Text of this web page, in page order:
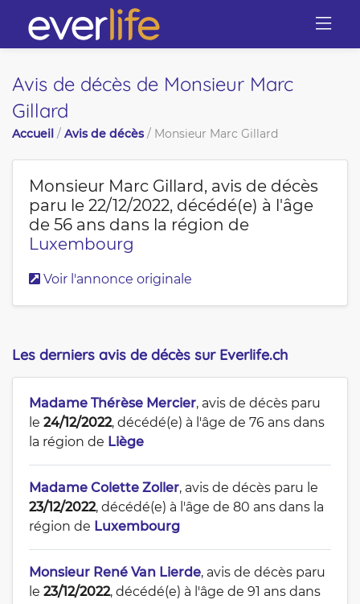
Avis de décès de Monsieur Marc
Gillard
Accueil / Avis de décès/ Monsieur Marc Gillard
Monsieur Marc Gillard, avis de décès
paru le 22/12/2022, décédé(e) à l'âge
de 56 ans dans la région de
Luxembourg
Voir l'annonce originale
Les derniers avis de décès sur Everlife.ch
Madame Thérèse Mercier, avis de décès paru
le 24/12/2022, décédé(e) à l'âge de 76 ans dans
la région de Liège
Madame Colette Zoller, avis de décès paru le
23/12/2022, décédé(e) à l'âge de 80 ans dans la
région de Luxembourg
Monsieur René Van Lierde, avis de décès paru
le 23/12/2022, décédé(e) à l'âge de 91 ans dans